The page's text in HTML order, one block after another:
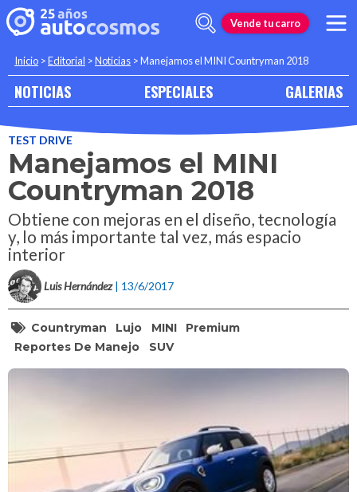
Vende tu carro
Inicio >Editorial >Noticias >Manejamos el MINI Countryman 2018
NOTICIAS ESPECIALES GALERIAS
TEST DRIVE
Manejamos el MINI
Countryman 2018
Obtiene con mejoras en el diseño, tecnología
y, lo más importante tal vez, más espacio
interior
Luis Hernández | 13/6/2017
Countryman Lujo MINI
Premium
Reportes De Manejo
SUV